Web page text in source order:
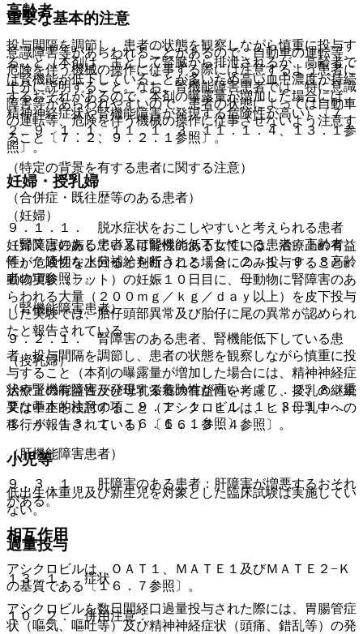
高齢者
投与間隔を調節し、患者の状態を観察しながら慎重に投与す
ること（本剤は、主として腎臓から排泄されるが、高齢者で
は腎機能が低下していることが多いため高い血中濃度が持続
するおそれがあるので、本剤の曝露量が増加した場合には、
精神神経症状や腎機能障害が発現する危険性が高い）〔７．
２、９．１．１、１１．１．３、１１．１．４、１３．１参
照〕。
妊婦・授乳婦
（妊婦）
妊婦又は妊娠している可能性のある女性には、治療上の有益
性が危険性を上回ると判断される場合にのみ投与すること。
動物実験（ラット）の妊娠１０日目に、母動物に腎障害のあ
らわれる大量（２００ｍｇ／ｋｇ／ｄａｙ以上）を皮下投与
した実験では、胎仔頭部異常及び胎仔に尾の異常が認められ
たと報告されている。
（授乳婦）
治療上の有益性及び母乳栄養の有益性を考慮し、授乳の継続
又は中止を検討すること（アシクロビルは、ヒト母乳中への
移行が報告されている）〔１６．３．４参照〕。
小児等
低出生体重児及び新生児を対象とした臨床試験は実施してい
ない。
過量投与
１３．１． 症状
アシクロビルを数日間経口過量投与された際には、胃腸管症
状（嘔気、嘔吐等）及び精神神経症状（頭痛、錯乱等）の発
重要な基本的注意
意識障害等があらわれることがあるので、自動車の運転等、
危険を伴う機械の操作に従事する際には注意するよう患者に
十分に説明すること。なお、腎機能障害患者では、特に意識
障害等があらわれやすいので、患者の状態によっては自動車
の運転等、危険を伴う機械の操作に従事させないよう注意す
ること〔７．２、９．２．１参照〕。
（特定の背景を有する患者に関する注意）
（合併症・既往歴等のある患者）
９．１．１． 脱水症状をおこしやすいと考えられる患者
（腎障害のある患者又は腎機能低下している患者、高齢者
等）：適切な水分補給を行うこと〔９．２．１、９．８高齢
者の項参照〕。
（腎機能障害患者）
９．２．１． 腎障害のある患者、腎機能低下している患
者：投与間隔を調節し、患者の状態を観察しながら慎重に投
与すること（本剤の曝露量が増加した場合には、精神神経症
状や腎機能障害が発現する危険性が高い）〔７．２、８．重
要な基本的注意の項、９．１．１、１１．１．３、１１．
１．４、１３．１、１６．６．１参照〕。
（肝機能障害患者）
９．３．１． 肝障害のある患者：肝障害が増悪するおそれ
がある。
相互作用
アシクロビルは、ＯＡＴ１、ＭＡＴＥ１及びＭＡＴＥ２−Ｋ
の基質である〔１６．７参照〕。
１０．２． 併用注意：